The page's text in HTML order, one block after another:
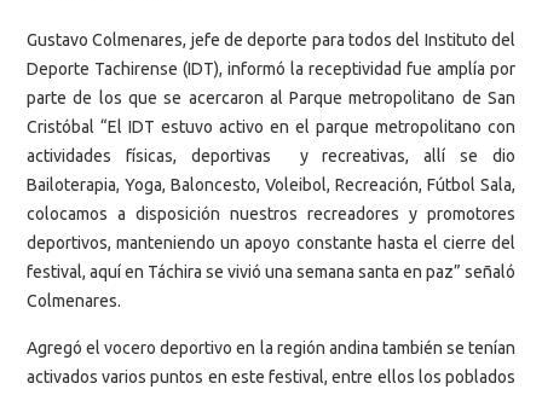
Gustavo Colmenares, jefe de deporte para todos del Instituto del
Deporte Tachirense (IDT), informó la receptividad fue amplía por
parte de los que se acercaron al Parque metropolitano de San
Cristóbal “El IDT estuvo activo en el parque metropolitano con
actividades físicas, deportivas y recreativas, allí se dio
Bailoterapia, Yoga, Baloncesto, Voleibol, Recreación, Fútbol Sala,
colocamos a disposición nuestros recreadores y promotores
deportivos, manteniendo un apoyo constante hasta el cierre del
festival, aquí en Táchira se vivió una semana santa en paz” señaló
Colmenares.
Agregó el vocero deportivo en la región andina también se tenían
activados varios puntos en este festival, entre ellos los poblados